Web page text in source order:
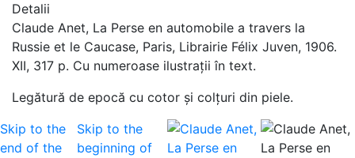
Detalii
Claude Anet, La Perse en automobile a travers la
Russie et le Caucase, Paris, Librairie Félix Juven, 1906.
XII, 317 p. Cu numeroase ilustrații în text.
Legătură de epocă cu cotor și colțuri din piele.
Skip to the
end of the
Skip to the
beginning of